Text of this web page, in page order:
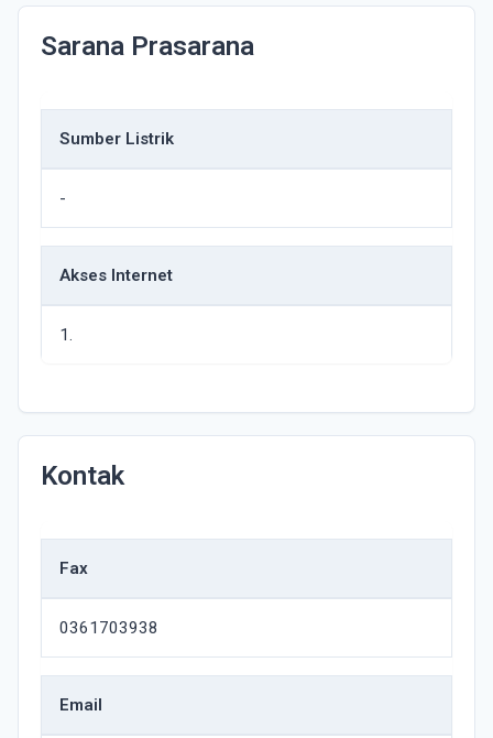
Sarana Prasarana
Sumber Listrik
-
Akses Internet
1.
Kontak
Fax
0361703938
Email